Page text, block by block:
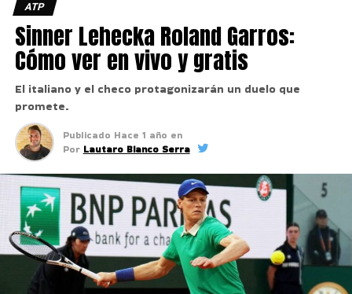
ATP
Sinner Lehecka Roland Garros:
Cómo ver en vivo y gratis
El italiano y el checo protagonizarán un duelo que
promete.
Publicado Hace 1 año en
Por Lautaro Bianco Serra